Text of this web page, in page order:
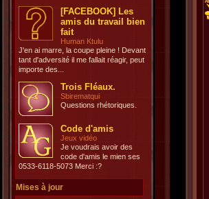
[FACEBOOK] Les
amis du travail bien
fait
Human Ktulu
J'en ai marre, la coupe pleine ! Devant
tant d'adversité il me fallait réagir, peut
importe des...
Trois Fléaux.
Sbirematqui
Questions rhétoriques.
Code d'amis
Jeux vidéo
Je voudrais avoir des
code d'amis le mien ses
0533-6118-5073 Merci :?
Mises à jour